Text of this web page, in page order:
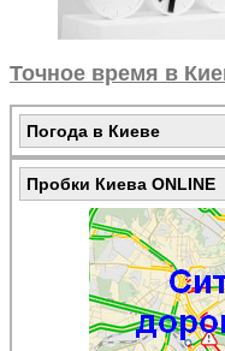
Точное время в
Погода в Киеве
Пробки Киева ONLINE